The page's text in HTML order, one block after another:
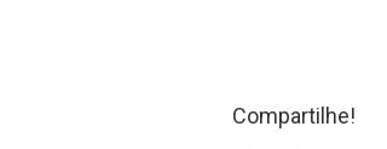
Compartilhe!